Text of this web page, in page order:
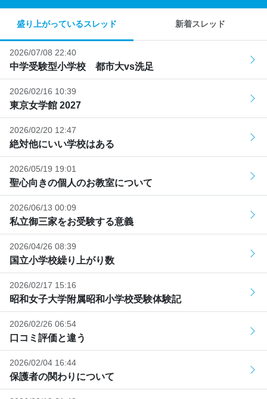
盛り上がっているスレッド 新着スレッド
2026/07/08 22:40
中学受験型小学校 都市大vs洗足
2026/02/16 10:39
東京女学館 2027
2026/02/20 12:47
絶対他にいい学校はある
2026/05/19 19:01
聖心向きの個人のお教室について
2026/06/13 00:09
私立御三家をお受験する意義
2026/04/26 08:39
国立小学校繰り上がり数
2026/02/17 15:16
昭和女子大学附属昭和小学校受験体験記
2026/02/26 06:54
口コミ評価と違う
2026/02/04 16:44
保護者の関わりについて